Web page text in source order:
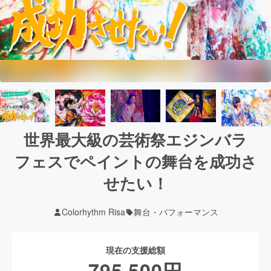
世界最大級の芸術祭エジンバラ
フェスでペイントの舞台を成功さ
せたい！
Colorhythm Risa 舞台・パフォーマンス
現在の支援総額